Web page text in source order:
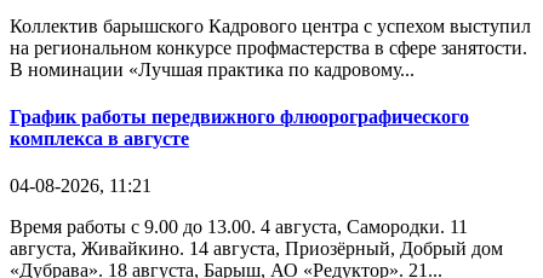
Коллектив барышского Кадрового центра с успехом выступил
на региональном конкурсе профмастерства в сфере занятости.
В номинации «Лучшая практика по кадровому...
График работы передвижного флюорографического
комплекса в августе
04-08-2026, 11:21
Время работы с 9.00 до 13.00. 4 августа, Самородки. 11
августа, Живайкино. 14 августа, Приозёрный, Добрый дом
«Дубрава». 18 августа, Барыш, АО «Редуктор». 21...